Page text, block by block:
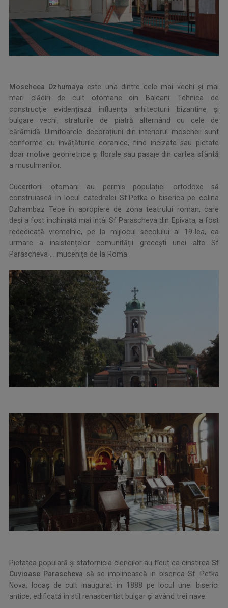
Moscheea Dzhumaya este una dintre cele mai vechi și mai
mari clădiri de cult otomane din Balcani. Tehnica de
construcție evidențiază influența arhitecturii bizantine și
bulgare vechi, straturile de piatră alternând cu cele de
cărămidă. Uimitoarele decorațiuni din interiorul moscheii sunt
conforme cu învățăturile coranice, fiind incizate sau pictate
doar motive geometrice și florale sau pasaje din cartea sfântă
a musulmanilor.
Cuceritorii otomani au permis populației ortodoxe să
construiască in locul catedralei Sf.Petka o biserica pe colina
Dzhambaz Tepe in apropiere de zona teatrului roman, care
deși a fost închinată mai intâi Sf Parascheva din Epivata, a fost
rededicată vremelnic, pe la mijlocul secolului al 19-lea, ca
urmare a insistențelor comunității grecești unei alte Sf
Parascheva … mucenița de la Roma.
Pietatea populară și statornicia clericilor au fîcut ca cinstirea Sf
Cuvioase Parascheva să se implinească in biserica Sf. Petka
Nova, locaș de cult inaugurat in 1888 pe locul unei biserici
antice, edificată in stil renascentist bulgar și având trei nave.